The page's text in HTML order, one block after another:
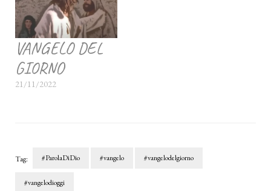
VANGELO DEL
GIORNO
21/11/2022
Tag: #ParolaDiDio #vangelo #vangelodelgiorno
#vangelodioggi